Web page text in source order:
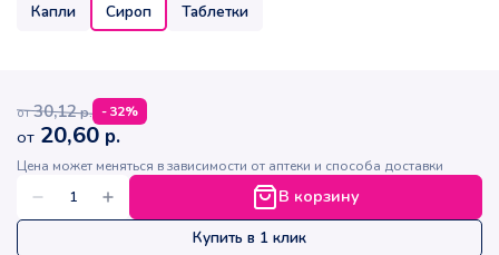
Капли Сироп Таблетки
от 30,12р. -32%
от 20,60 р.
Цена может меняться в зависимости от аптеки и способа доставки
В корзину
Купить в 1 клик